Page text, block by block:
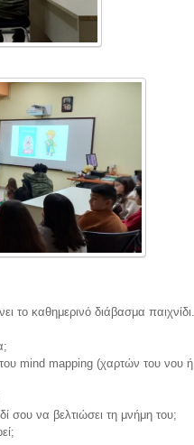
το καθημερινό διάβασμα παιχνίδι.
mind mapping (χαρτών του νου ή
σου να βελτιώσει τη μνήμη του;